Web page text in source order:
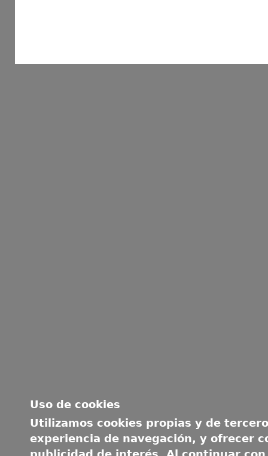
Uso de cookies
Utilizamos cookies propias y de
experiencia de navegación, y ofrecer